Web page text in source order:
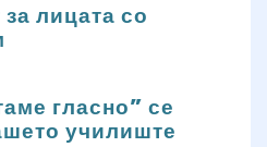
лицата со
гласно” се
училиште